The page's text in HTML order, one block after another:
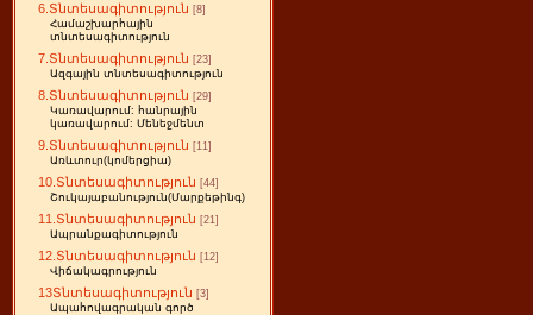
6.Տնտեսագիտություն [8]
Համաշխարհային
տնտեսագիտություն
7.Տնտեսագիտություն [23]
Ազգային տնտեսագիտություն
8.Տնտեսագիտություն [29]
Կառավարում: հանրային
կառավարում: Մենեջմենտ
9.Տնտեսագիտություն [11]
Առևտուր(կոմերցիա)
10.Տնտեսագիտություն [44]
Շուկայաբանություն(Մարքեթինգ)
11.Տնտեսագիտություն [21]
Ապրանքագիտություն
12.Տնտեսագիտություն [12]
Վիճակագրություն
13Տնտեսագիտություն [3]
Ապահովագրական գործ